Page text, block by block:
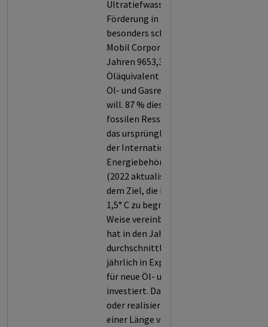
Ultratiefwasserförderung, 2,2 %
Förderung in der Arktis). Es wiegt
besonders schwer, dass Exxon
Mobil Corporation in den nächsten
Jahren 9653,3 Millionen Barrel
Öläquivalent (mmboe) an neuen
Öl- und Gasressourcen erschließen
will. 87 % dieser zusätzlichen
fossilen Ressourcen übersteigen
das ursprüngliche NZE Szenario
der Internationalen
Energiebehörde (IEA) von 2021
(2022 aktualisiert) und sind mit
dem Ziel, die Erderwärmung auf
1,5° C zu begrenzen, in keiner
Weise vereinbar. Das Unternehmen
hat in den Jahren 2023 bis 2025
durchschnittlich 1146,5 Mio. USD
jährlich in Explorationsvorhaben
für neue Öl- und Gasressourcen
investiert. Das Unternehmen plant
oder realisiert neue Pipelines mit
einer Länge von 118,53 km. Zudem